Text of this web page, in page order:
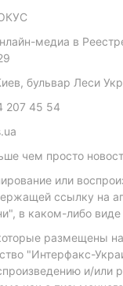
медиа в
бульвар Леси
207 45 54
чем просто
или
ссылку на
в каком-либо
размещены
"Интерфакс-
и/или